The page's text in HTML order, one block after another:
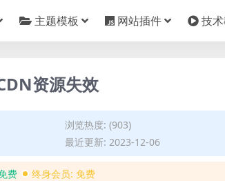
主题模板 网站插件 技
资源失效
浏览热度: (903)
最近更新: 2023-12-06
费 终身会员: 免费